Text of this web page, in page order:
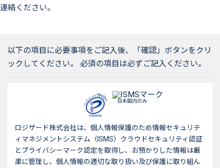
連絡ください。
以下の項目に必要事項をご記入後、「確認」ボタンをクリ
ックしてください。 必須の項目は必ずご記入ください。
日本国内のみ
ロジザード株式会社は、個人情報保護のため情報セキュリテ
ィマネジメントシステム（ISMS）クラウドセキュリティ認証
とプライバシーマーク認定を取得し、お預かりした情報は厳
粛に管理し、個人情報の適切な取り扱い及び保護に取り組ん